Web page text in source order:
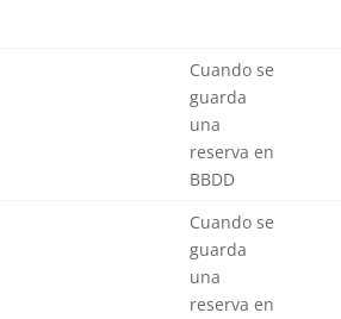
Cuando se
guarda
una
reserva en
BBDD
Cuando se
guarda
una
reserva en